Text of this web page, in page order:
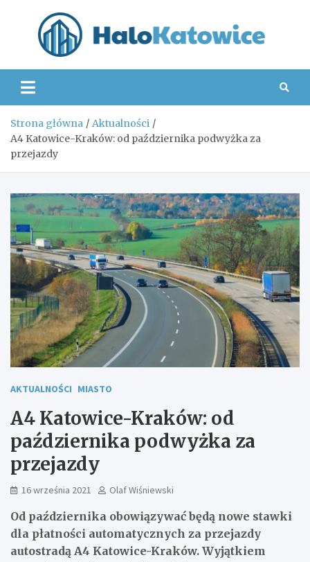
Strona główna
Aktualności
A4 Katowice-Kraków: od października podwyżka za
przejazdy
AKTUALNOŚCI MIASTO
A4 Katowice-Kraków: od
października podwyżka za
przejazdy
16 września 2021 Olaf Wiśniewski
Od października obowiązywać będą nowe stawki
dla płatności automatycznych za przejazdy
autostradą A4 Katowice-Kraków. Wyjątkiem